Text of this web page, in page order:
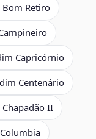
Bom Retiro
Capricórnio
Centenário
Chapadão II